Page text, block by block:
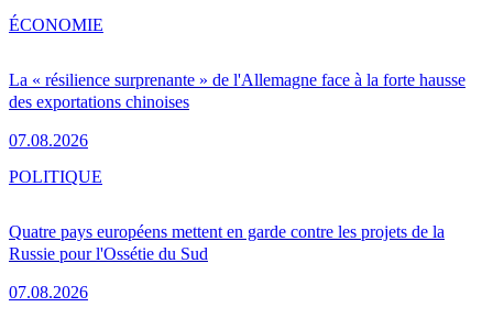
La « résilience surprenante » de l'Allemagne face à la forte hausse
des exportations chinoises
07.08.2026
ÉCONOMIE
Quatre pays européens mettent en garde contre les projets de la
Russie pour l'Ossétie du Sud
07.08.2026
POLITIQUE